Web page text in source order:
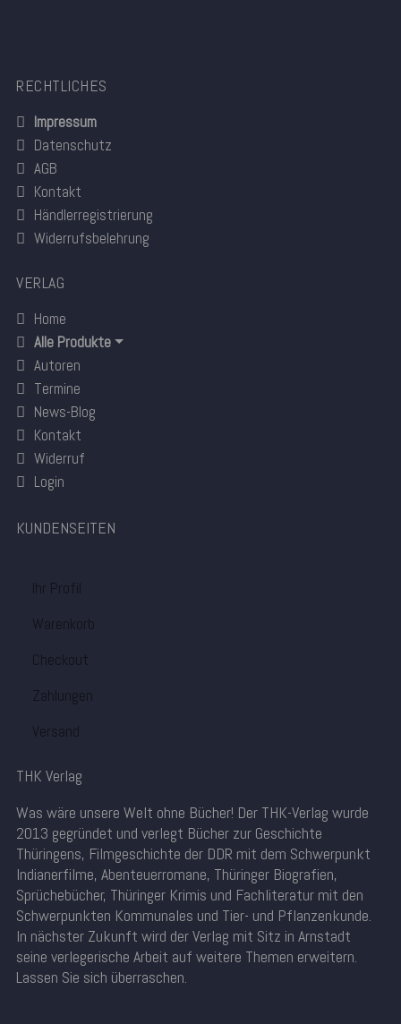
RECHTLICHES
Impressum
Datenschutz
AGB
Kontakt
Händlerregistrierung
Widerrufsbelehrung
VERLAG
Home
Alle Produkte
Autoren
Termine
News-Blog
Kontakt
Widerruf
Login
KUNDENSEITEN
Ihr Profil
Warenkorb
Checkout
Zahlungen
Versand
THK Verlag
Was wäre unsere Welt ohne Bücher! Der THK-Verlag wurde
2013 gegründet und verlegt Bücher zur Geschichte
Thüringens, Filmgeschichte der DDR mit dem Schwerpunkt
Indianerfilme, Abenteuerromane, Thüringer Biografien,
Sprüchebücher, Thüringer Krimis und Fachliteratur mit den
Schwerpunkten Kommunales und Tier- und Pflanzenkunde.
In nächster Zukunft wird der Verlag mit Sitz in Arnstadt
seine verlegerische Arbeit auf weitere Themen erweitern.
Lassen Sie sich überraschen.